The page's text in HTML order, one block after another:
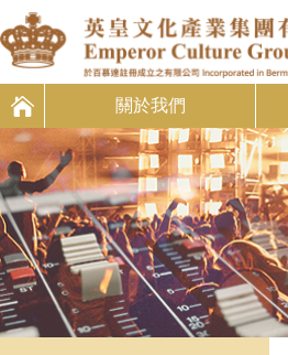
關於我們